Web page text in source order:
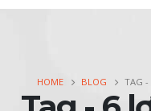
HOME BLOG TAG -